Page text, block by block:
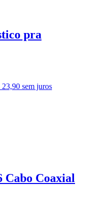
pra
23,90 sem juros
Cabo Coaxial